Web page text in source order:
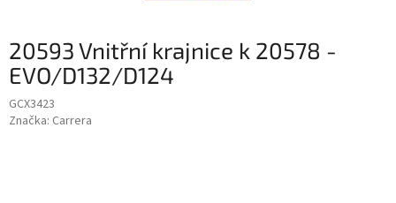
20593 Vnitřní krajnice k 20578 -
EVO/D132/D124
GCX3423
Značka: Carrera